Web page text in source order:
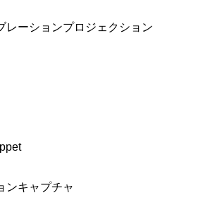
レーションプロジェクション
ンキャプチャ